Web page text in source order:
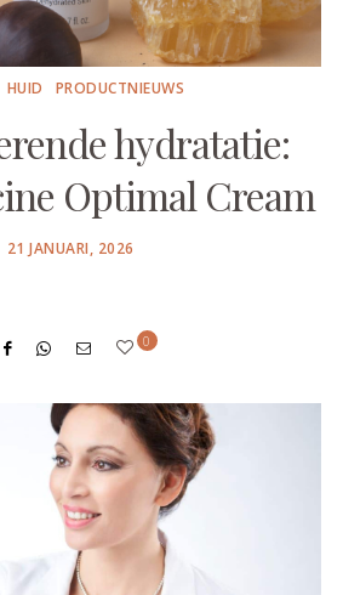
HUID PRODUCTNIEUWS
hydratatie:
Optimal Cream
POSTED
21 JANUARI, 2026
0